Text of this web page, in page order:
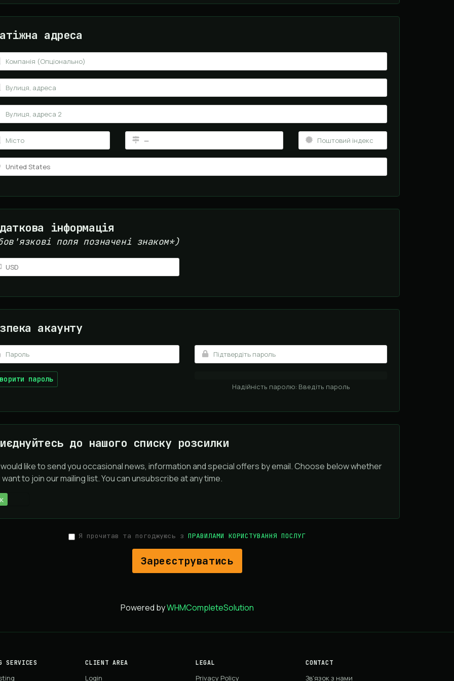
адреса
інформація
поля позначені знаком*)
акаунту
пароль
Надійність паролю: Введіть пароль
до нашого списку розсилки
like to send you occasional news, information and special offers by email. Choose below whether
want to join our mailing list. You can unsubscribe at any time.
Я прочитав та погоджуюсь з ПРАВИЛАМИ КОРИСТУВАННЯ ПОСЛУГ
Powered byWHMCompleteSolution
SERVICES CLIENT AREA
Login
LEGAL
Privacy Policy
CONTACT
Зв'язок з нами